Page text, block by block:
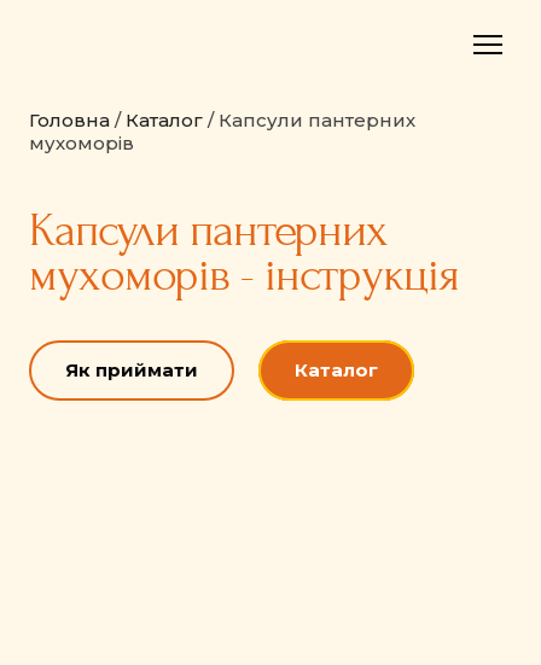
Головна / Каталог / Капсули пантерних
мухоморів
Капсули пантерних
мухоморів - інструкція
Як приймати Каталог